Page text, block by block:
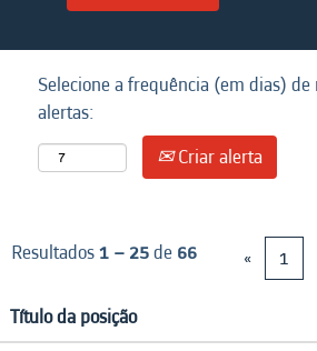
Selecione a frequência (em dias)
alertas:
Criar alerta
Resultados1 – 25de 66 « 1
Título da posição